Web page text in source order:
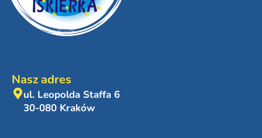
Nasz adres
ul. Leopolda Staffa 6
30-080 Kraków